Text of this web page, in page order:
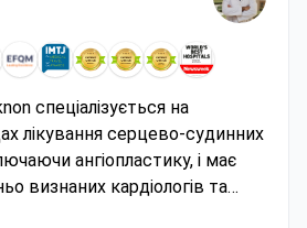
спеціалізується на
лікування серцево-судинних
ангіопластику, і має
визнаних кардіологів та
Клініка акредитована